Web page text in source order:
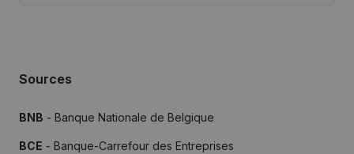
Sources
BNB - Banque Nationale de Belgique
BCE - Banque-Carrefour des Entreprises